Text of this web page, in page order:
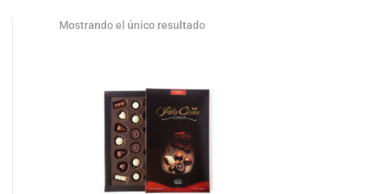
Mostrando el único resultado